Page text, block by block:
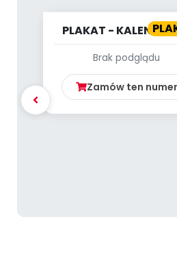
PLAKAT -
Brak podglądu
Zamów ten numer